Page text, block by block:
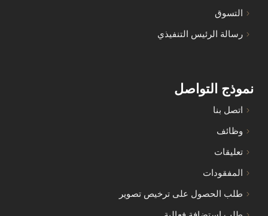
التسوق
رسالة الرئيس التنفيذي
نموذج التواصل
اتصل بنا
وظائف
تعليقات
المفقودات
طلب الحصول على ترخيص تصوير